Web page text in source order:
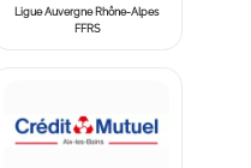
Ligue Auvergne Rhône-Alpes
FFRS